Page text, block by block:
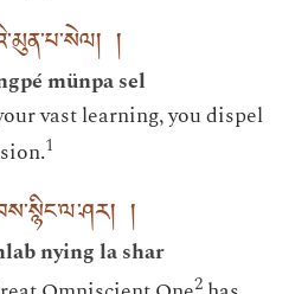
།
münpa sel
vast learning, you dispel
1
།
nying la shar
2